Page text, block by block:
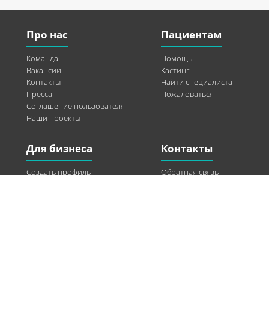
Про нас
Команда
Вакансии
Контакты
Пресса
Соглашение пользователя
Наши проекты
Пациентам
Помощь
Кастинг
Найти специалиста
Пожаловаться
Для бизнеса
Создать профиль
Контакты
Обратная связь